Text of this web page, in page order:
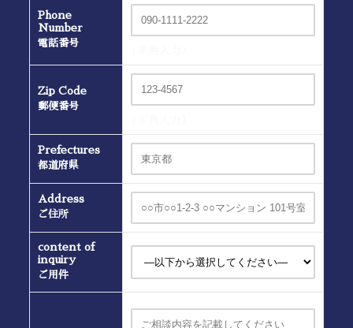
Phone
Number
電話番号
Zip Code
郵便番号
Prefectures
都道府県
Address
ご住所
content of
inquiry
ご用件